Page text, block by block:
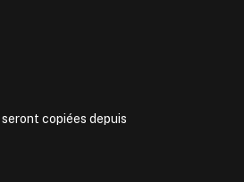
copiées depuis